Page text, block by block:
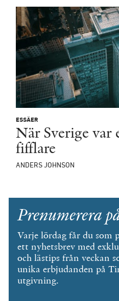
ESSÄER
När Sverige var
fifflare
ANDERS JOHNSON
Prenumerera
Varje lördag får du som
ett nyhetsbrev med
och lästips från veckan
unika erbjudanden på
utgivning.